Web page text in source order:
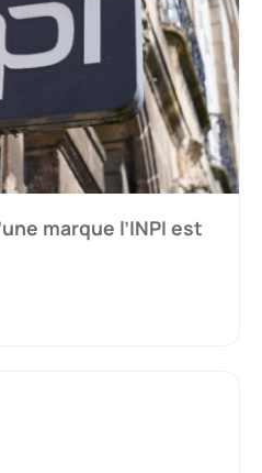
marque l’INPI est